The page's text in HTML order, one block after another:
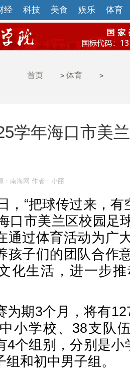
经 科技 美食 娱乐 体育
首页 > 体育 >
学年海口市美
：南海网 作者：小丽
“把球传过来，有
口市美兰区校园足
通过体育活动为广
孩子们的团队合作
化生活，进一步
期3个月，将有
小学校、38支队
4个组别，分别是
和初中男子组。